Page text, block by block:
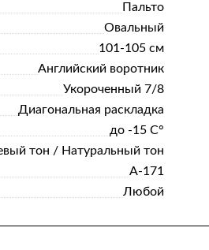
Пальто
Овальный
101-105 см
Английский воротник
Укороченный 7/8
Диагональная раскладка
до -15 С°
тон / Натуральный тон
А-171
Любой